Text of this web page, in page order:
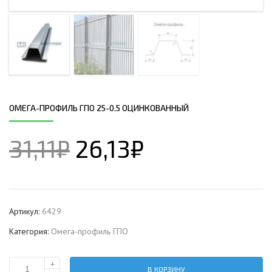
ОМЕГА-ПРОФИЛЬ ГПО 25-0.5 ОЦИНКОВАННЫЙ
31,11₽ 26,13₽
Артикул: 6429
Категория: Омега-профиль ГПО
+
В КОРЗИНУ